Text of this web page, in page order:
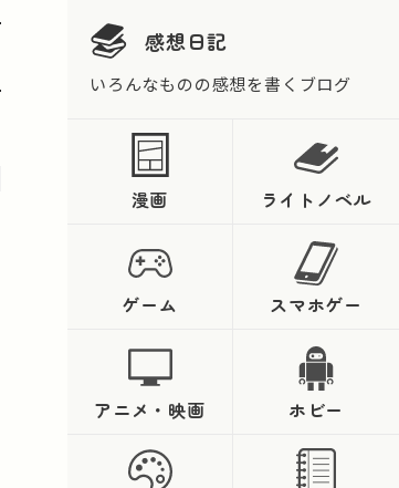
感想日記
いろんなものの感想を書くブログ
漫画 ライトノベル
ゲーム スマホゲー
アニメ・映画 ホビー